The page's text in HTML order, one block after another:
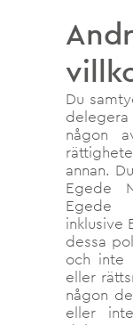
Du
någon
annan.
Egede
Egede
inklusive
dessa
och inte
eller
någon
eller